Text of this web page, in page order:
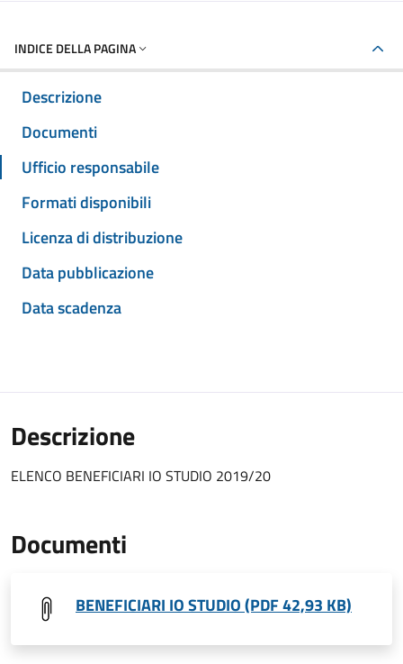
INDICE DELLA PAGINA
Descrizione
Documenti
Ufficio responsabile
Formati disponibili
Licenza di distribuzione
Data pubblicazione
Data scadenza
Descrizione
ELENCO BENEFICIARI IO STUDIO 2019/20
Documenti
BENEFICIARI IO STUDIO (PDF 42,93 KB)